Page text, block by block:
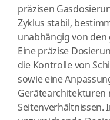
präzisen
Zyklus stabil,
unabhängig von
Eine präzise
die Kontrolle von
sowie eine
Gerätearchitekturen
Seitenverhältnissen.